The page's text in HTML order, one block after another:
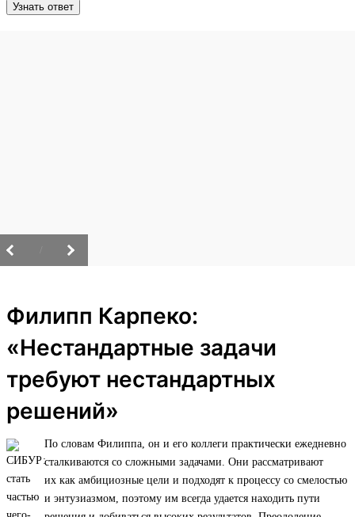
Узнать ответ
Филипп Карпеко:
«Нестандартные задачи
требуют нестандартных
решений»
По словам Филиппа, он и его коллеги практически ежедневно
сталкиваются со сложными задачами. Они рассматривают
их как амбициозные цели и подходят к процессу со смелостью
и энтузиазмом, поэтому им всегда удается находить пути